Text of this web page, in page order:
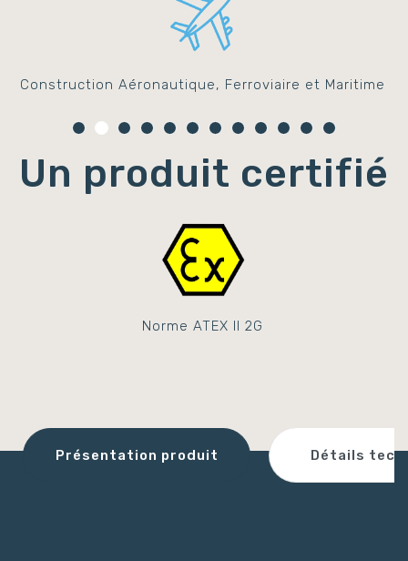
Construction Aéronautique, Ferroviaire et Maritime
Un produit certifié
Norme ATEX II 2G
Présentation produit Détails